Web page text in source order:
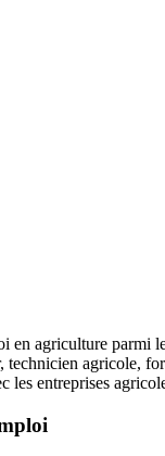
en agriculture parmi
technicien agricole,
les entreprises